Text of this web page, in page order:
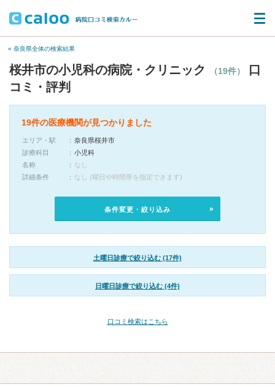
« 奈良県全体の検索結果
桜井市の小児科の病院・クリニック （19件）
口
コミ・評判
19件の医療機関が見つかりました
エリア・駅
奈良県桜井市
診療科目
小児科
名称
なし
詳細条件
なし (曜日や時間帯を指定できます)
条件変更・絞り込み
土曜日診療で絞り込む (17件)
日曜日診療で絞り込む (4件)
口コミ検索はこちら